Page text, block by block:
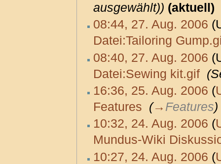
ausgewählt)) (aktuell)
08:44, 27. Aug. 2006
Datei:Tailoring
08:40, 27. Aug. 2006
Datei:Sewing kit.gif‎
16:36, 25. Aug. 2006 (
Features (→ Features)
10:32, 24. Aug. 2006 (
Mundus-Wiki
10:27, 24. Aug. 2006 (